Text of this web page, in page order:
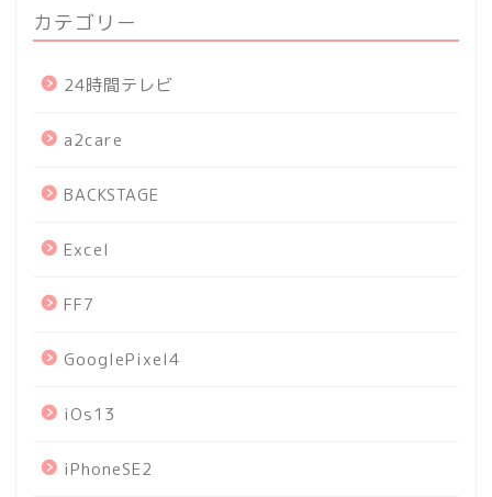
カテゴリー
24時間テレビ
a2care
BACKSTAGE
Excel
FF7
GooglePixel4
iOs13
iPhoneSE2